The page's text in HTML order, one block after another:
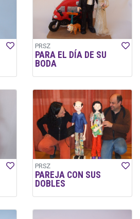
PRSZ
PARA EL DÍA DE SU
BODA
PRSZ
PAREJA CON SUS
DOBLES